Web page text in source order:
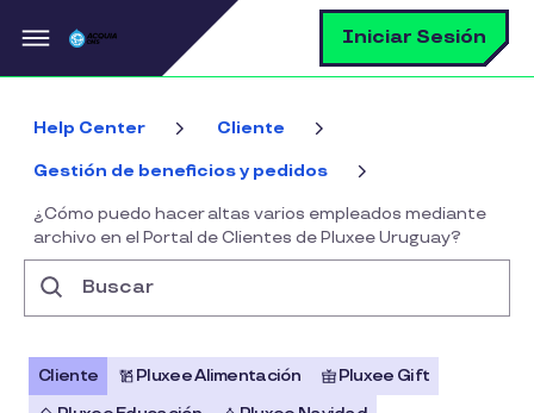
Pasar al contenido principal Iniciar Sesión
Help Center Cliente
Gestión de beneficios y pedidos
¿Cómo puedo hacer altas varios empleados mediante
archivo en el Portal de Clientes de Pluxee Uruguay?
Cliente Pluxee Alimentación
Pluxee Gift